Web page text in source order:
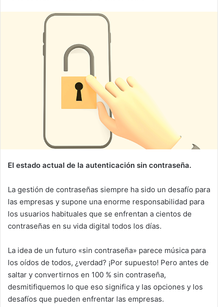
El estado actual de la autenticación sin contraseña.
La gestión de contraseñas siempre ha sido un desafío para
las empresas y supone una enorme responsabilidad para
los usuarios habituales que se enfrentan a cientos de
contraseñas en su vida digital todos los días.
La idea de un futuro «sin contraseña» parece música para
los oídos de todos, ¿verdad? ¡Por supuesto! Pero antes de
saltar y convertirnos en 100 % sin contraseña,
desmitifiquemos lo que eso significa y las opciones y los
desafíos que pueden enfrentar las empresas.